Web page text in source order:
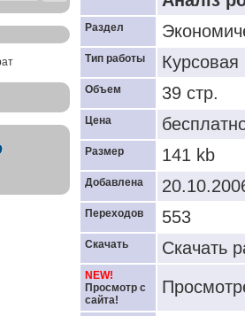
Раздел
Тип работы Курсовая
Объем 39 стр.
Цена
Размер 141 kb
Добавлена
Переходов 553
Скачать Скачать
NEW!
Просмотр с
сайта!